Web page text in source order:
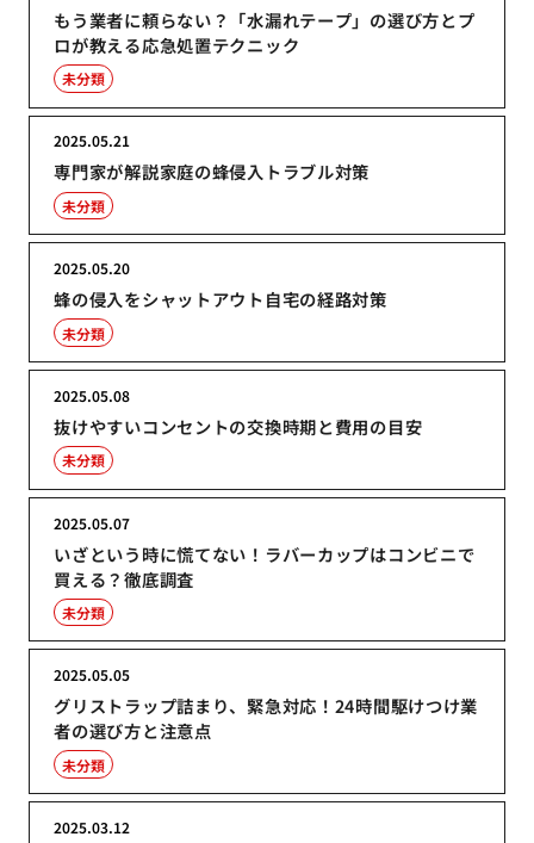
もう業者に頼らない？「水漏れテープ」の選び方とプ
ロが教える応急処置テクニック
未分類
専門家が解説家庭の蜂侵入トラブル対策
2025.05.21
未分類
蜂の侵入をシャットアウト自宅の経路対策
2025.05.20
未分類
抜けやすいコンセントの交換時期と費用の目安
2025.05.08
未分類
いざという時に慌てない！ラバーカップはコンビニで
買える？徹底調査
2025.05.07
未分類
グリストラップ詰まり、緊急対応！24時間駆けつけ業
者の選び方と注意点
2025.05.05
未分類
2025.03.12